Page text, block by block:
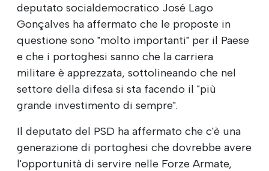
deputato socialdemocratico José Lago
Gonçalves ha affermato che le proposte in
questione sono "molto importanti" per il Paese
e che i portoghesi sanno che la carriera
militare è apprezzata, sottolineando che nel
settore della difesa si sta facendo il "più
grande investimento di sempre".
Il deputato del PSD ha affermato che c'è una
generazione di portoghesi che dovrebbe avere
l'opportunità di servire nelle Forze Armate,